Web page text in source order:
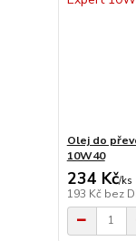
Olej do
10W40
234 Kč/ks
193 Kč bez